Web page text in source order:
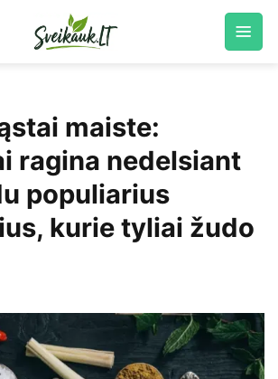
maiste:
ragina nedelsiant
populiarius
kurie tyliai žudo